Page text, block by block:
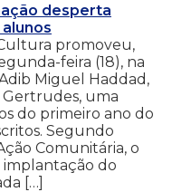
desperta
promoveu,
feira (18), na
Miguel Haddad,
Gertrudes, uma
do primeiro ano do
Segundo
Comunitária, o
implantação do
[…]